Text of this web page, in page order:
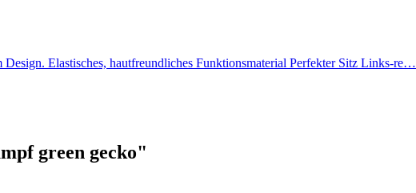
Elastisches, hautfreundliches Funktionsmaterial Perfekter Sitz Links-re…
green gecko"